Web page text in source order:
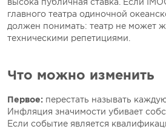
главного театра одиночной
должен понимать: театр не может
техническими репетициями.
Что можно изменить
Первое: перестать называть
Инфляция значимости убивает
Если событие является